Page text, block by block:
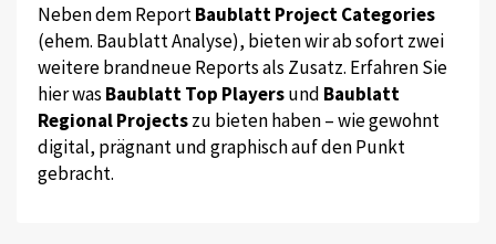
Neben dem ReportBaublatt Project Categories
(ehem. Baublatt Analyse), bieten wir ab sofort zwei
weitere brandneue Reports als Zusatz. Erfahren Sie
hier was Baublatt Top Playersund Baublatt
Regional Projectszu bieten haben – wie gewohnt
digital, prägnant und graphisch auf den Punkt
gebracht.